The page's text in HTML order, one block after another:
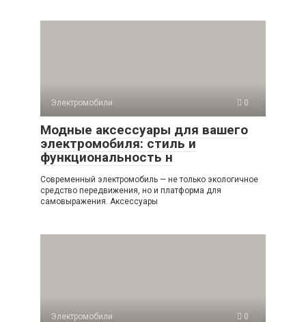
Электромобили 0
Модные аксессуары для вашего
электромобиля: стиль и
функциональность н
Современный электромобиль — не только экологичное
средство передвижения, но и платформа для
самовыражения. Аксессуары
Электромобили 0